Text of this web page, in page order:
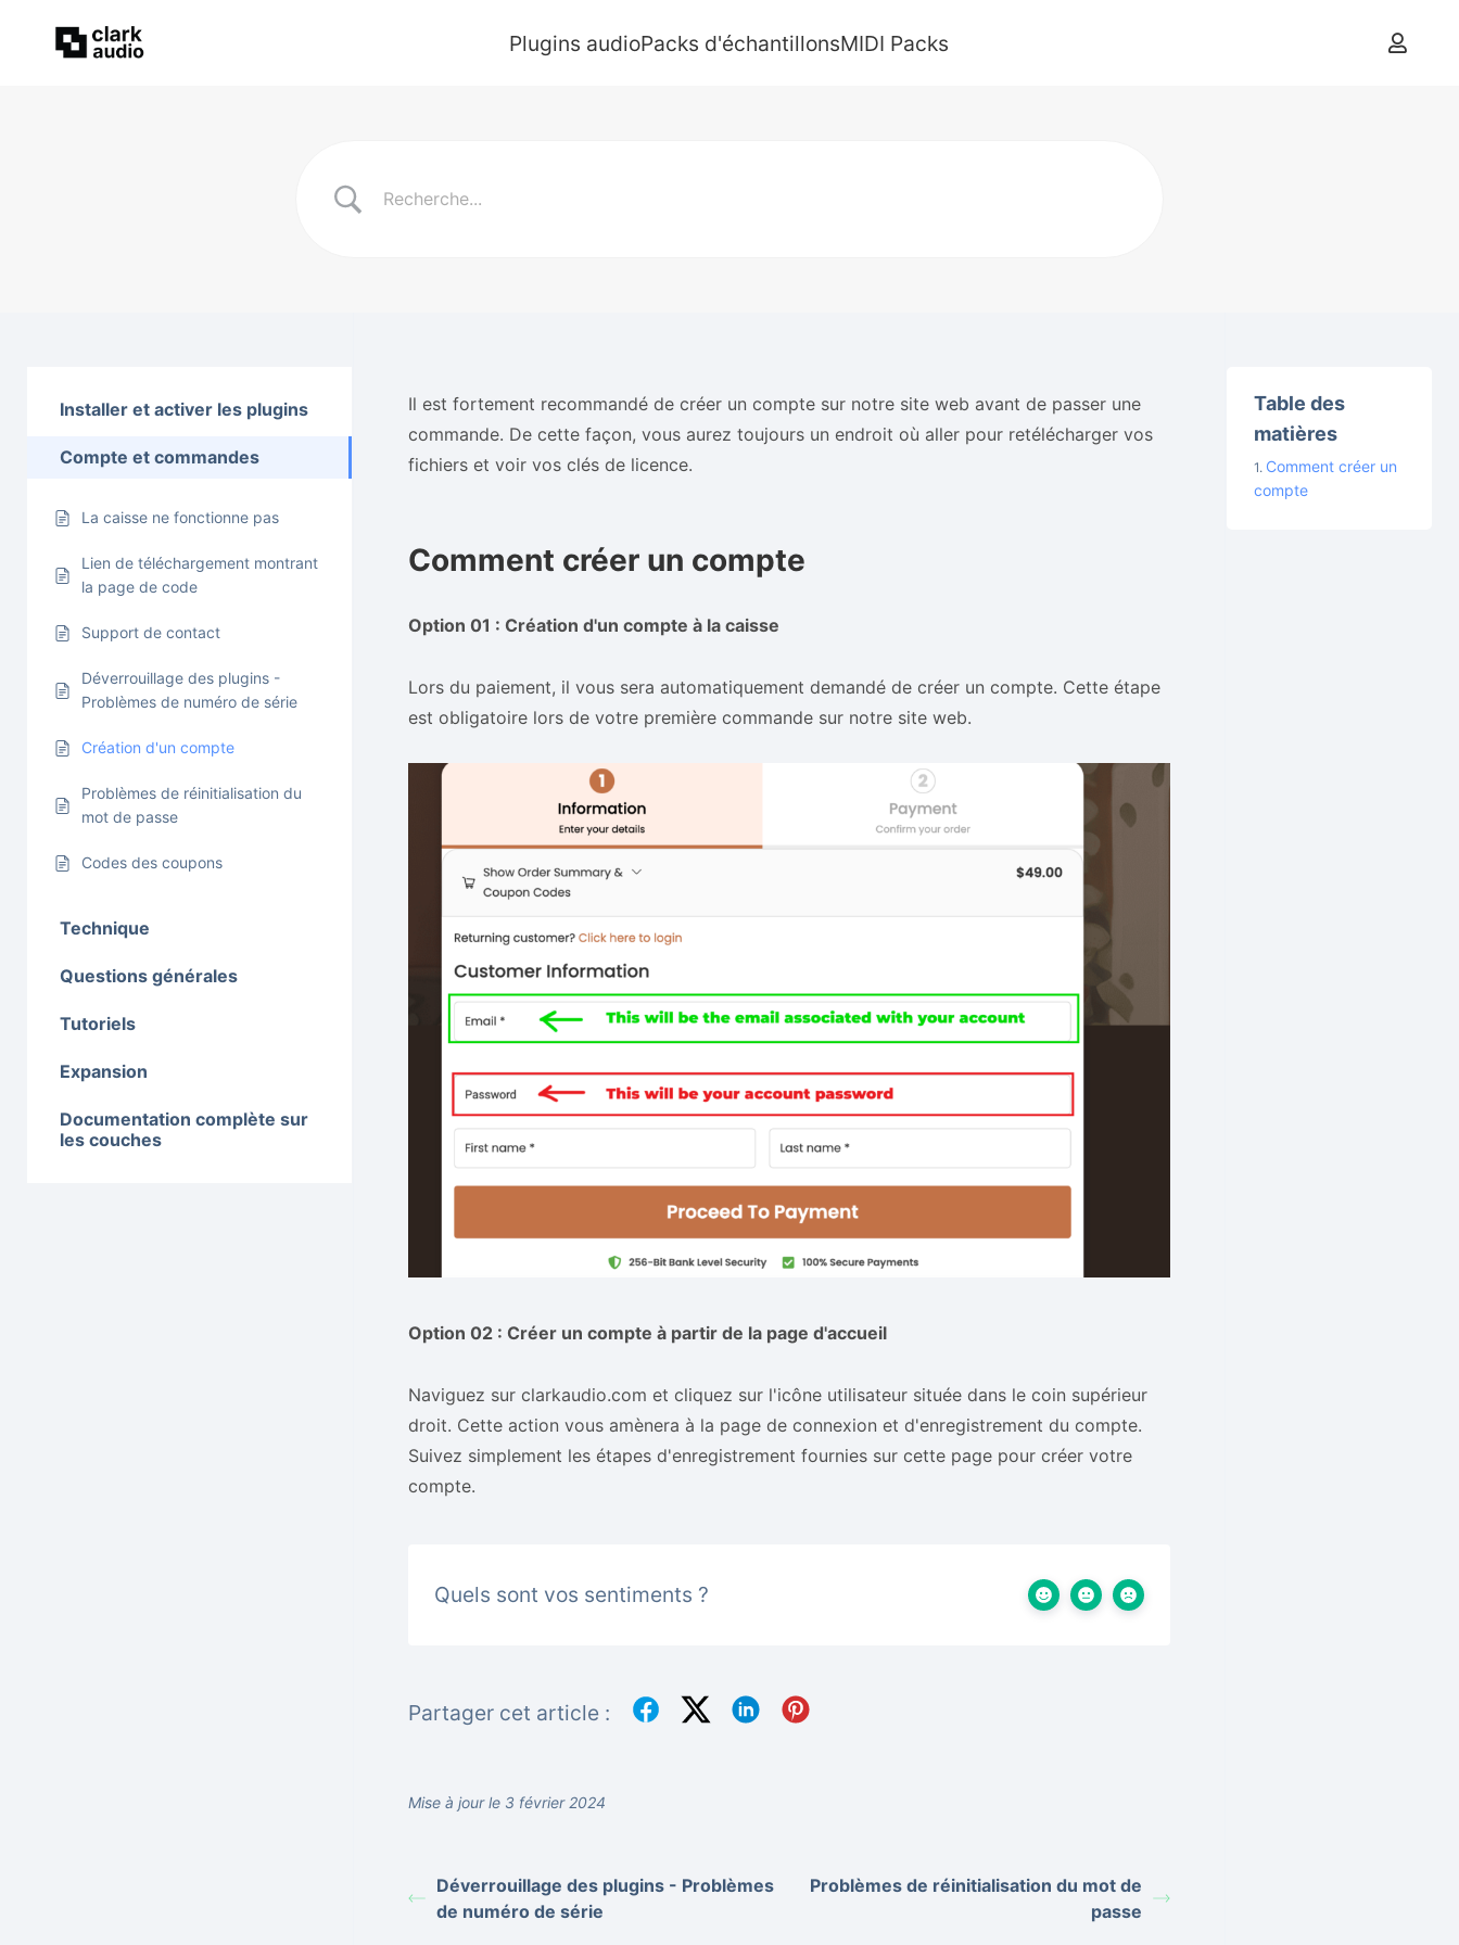
Plugins audioPacks d'échantillonsMIDI Packs
Installer et activer les plugins
Compte et commandes
La caisse ne fonctionne pas
Lien de téléchargement montrant
la page de code
Support de contact
Déverrouillage des plugins -
Problèmes de numéro de série
Création d'un compte
Problèmes de réinitialisation du
mot de passe
Codes des coupons
Technique
Questions générales
Tutoriels
Expansion
Documentation complète sur
les couches
Il est fortement recommandé de créer un compte sur notre site web avant de passer une
commande. De cette façon, vous aurez toujours un endroit où aller pour retélécharger vos
fichiers et voir vos clés de licence.
Comment créer un compte
Option 01 : Création d'un compte à la caisse
Lors du paiement, il vous sera automatiquement demandé de créer un compte. Cette étape
est obligatoire lors de votre première commande sur notre site web.
Option 02 : Créer un compte à partir de la page d'accueil
Naviguez sur clarkaudio.com et cliquez sur l'icône utilisateur située dans le coin supérieur
droit. Cette action vous amènera à la page de connexion et d'enregistrement du compte.
Suivez simplement les étapes d'enregistrement fournies sur cette page pour créer votre
compte.
Quels sont vos sentiments ?
Partager cet article :
Mise à jour le 3 février 2024
Déverrouillage des plugins - Problèmes
de numéro de série
Problèmes de réinitialisation du mot de
passe
Table des
matières
Comment créer un
compte